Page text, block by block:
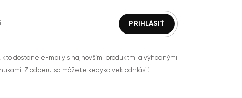
kto dostane e-maily s najnovšími produktmi a výhodnými
Z odberu sa môžete kedykoľvek odhlásiť.